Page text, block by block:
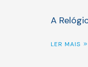
A
LER MAIS